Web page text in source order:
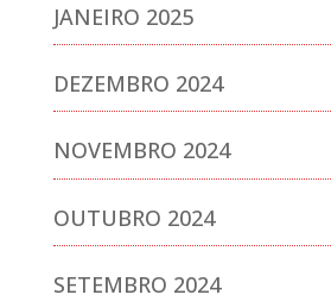
JANEIRO 2025
DEZEMBRO 2024
NOVEMBRO 2024
OUTUBRO 2024
SETEMBRO 2024